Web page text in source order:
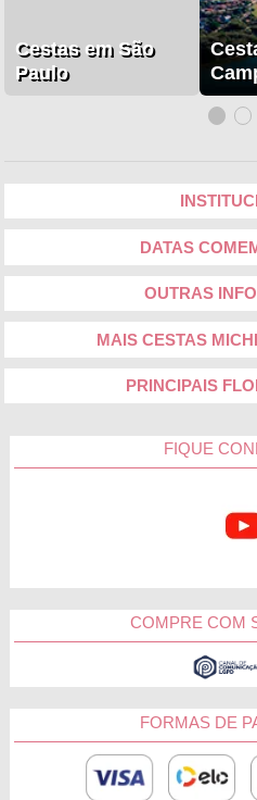
Cestas em São
Paulo
DATAS
OUTRAS
MAIS CESTAS
PRINCIPAIS
FIQUE
COMPRE COM
FORMAS DE